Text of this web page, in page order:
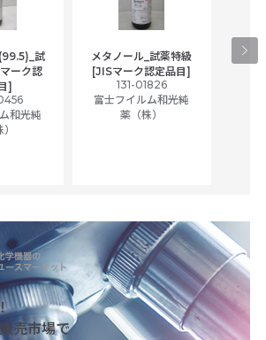
試
ーク認
]
和光純
メタノール_試薬特級
[JISマーク認定品目]
131-01826
富士フイルム和光純
薬（株）
ア
売市場で